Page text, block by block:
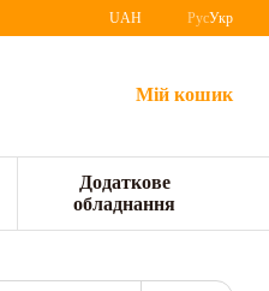
UAH РусУкр
Мій кошик
Додаткове
обладнання